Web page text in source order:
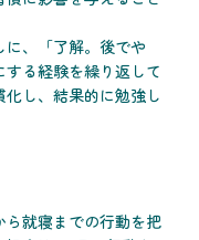
、「了解。後でや
る経験を繰り返して
し、結果的に勉強し
就寝までの行動を把